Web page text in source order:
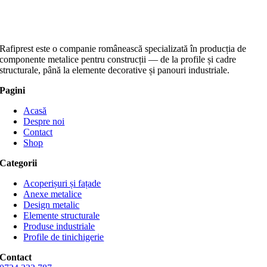
Rafiprest este o companie românească specializată în producția de
componente metalice pentru construcții — de la profile și cadre
structurale, până la elemente decorative și panouri industriale.
Pagini
Acasă
Despre noi
Contact
Shop
Categorii
Acoperișuri și fațade
Anexe metalice
Design metalic
Elemente structurale
Produse industriale
Profile de tinichigerie
Contact